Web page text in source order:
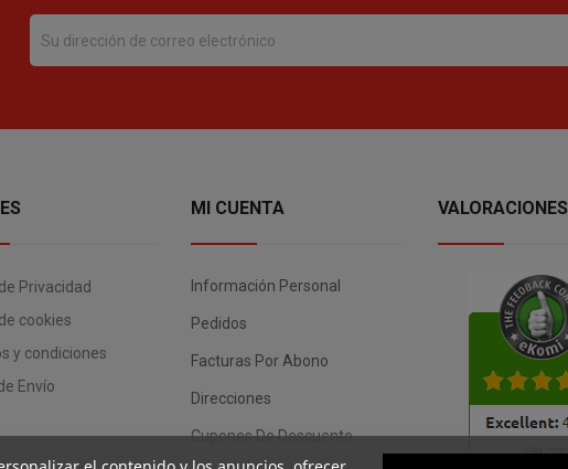
Privacidad
cookies
y condiciones
Envío
MI CUENTA
Información Personal
Pedidos
Facturas Por Abono
Direcciones
Cupones De Descuento
VALORACIONES